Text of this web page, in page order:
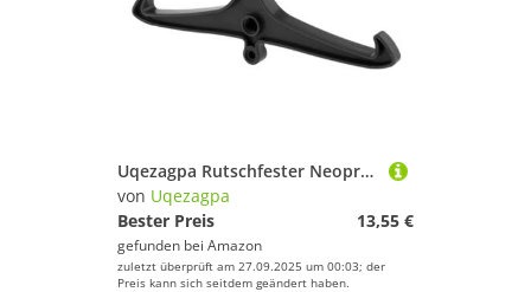
Uqezagpa Rutschfester Neoprenanzug, Kleiderbügel, Tauchen, mit DIN-Fäden, Weste für Ausrüstung, dauerhafter Tauchanzug
von Uqezagpa
Bester Preis
13,55 €
gefunden bei Amazon
zuletzt überprüft am 27.09.2025 um 00:03; der
Preis kann sich seitdem geändert haben.